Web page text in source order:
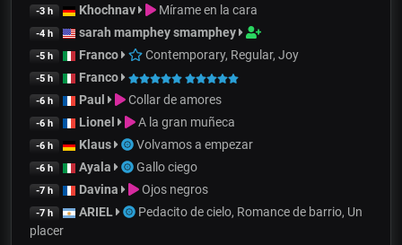
-3 h Khochnav Mírame en la cara
-4 h sarah mamphey smamphey
-5 h Franco Contemporary, Regular, Joy
-5 h Franco
-6 h Paul Collar de amores
-6 h Lionel A la gran muñeca
-6 h Klaus Volvamos a empezar
-6 h Ayala Gallo ciego
-7 h Davina Ojos negros
-7 h ARIEL
Pedacito de cielo, Romance de barrio, Un
placer